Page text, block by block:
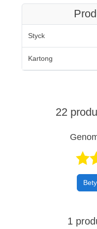
Styck
Kartong
22
1